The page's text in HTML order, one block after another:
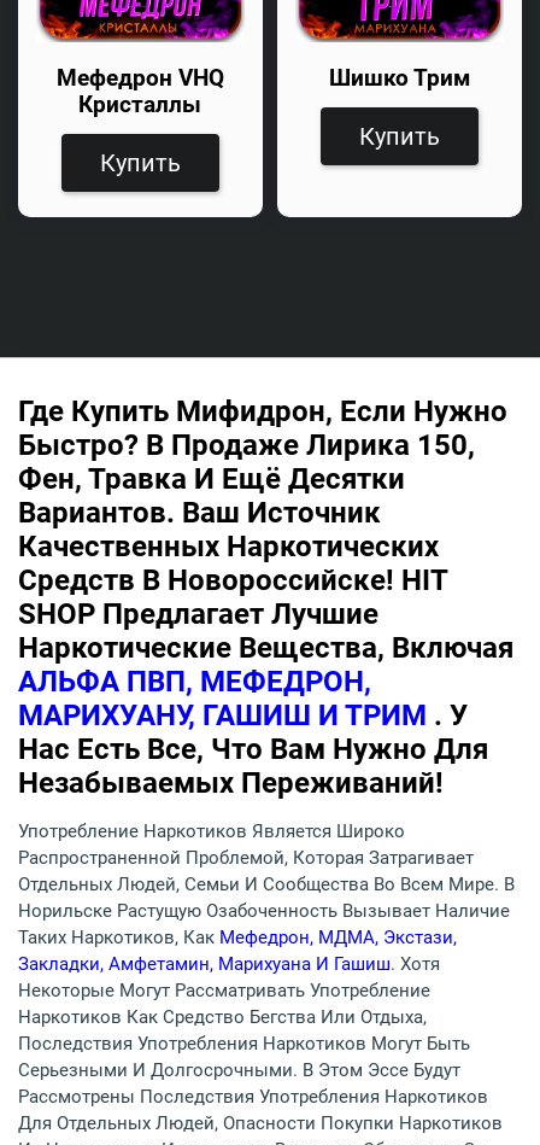
Мефедрон VHQ
Кристаллы
Купить
Шишко Трим
Купить
Где Купить Мифидрон, Если Нужно
Быстро? В Продаже Лирика 150,
Фен, Травка И Ещё Десятки
Вариантов. Ваш Источник
Качественных Наркотических
Средств В Новороссийске! HIT
SHOP Предлагает Лучшие
Наркотические Вещества, Включая
АЛЬФА ПВП, МЕФЕДРОН,
МАРИХУАНУ, ГАШИШ И ТРИМ . У
Нас Есть Все, Что Вам Нужно Для
Незабываемых Переживаний!
Употребление Наркотиков Является Широко
Распространенной Проблемой, Которая Затрагивает
Отдельных Людей, Семьи И Сообщества Во Всем Мире. В
Норильске Растущую Озабоченность Вызывает Наличие
Таких Наркотиков, Как Мефедрон, МДМА, Экстази,
Закладки, Амфетамин, Марихуана И Гашиш. Хотя
Некоторые Могут Рассматривать Употребление
Наркотиков Как Средство Бегства Или Отдыха,
Последствия Употребления Наркотиков Могут Быть
Серьезными И Долгосрочными. В Этом Эссе Будут
Рассмотрены Последствия Употребления Наркотиков
Для Отдельных Людей, Опасности Покупки Наркотиков